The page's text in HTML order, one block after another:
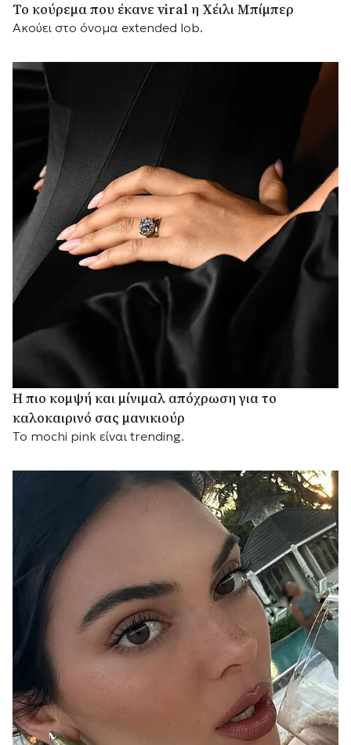
Το κούρεμα που έκανε viral η Χέιλι Μπίμπερ
Ακούει στο όνομα extended lob.
Η πιο κομψή και μίνιμαλ απόχρωση για το
καλοκαιρινό σας μανικιούρ
Το mochi pink είναι trending.